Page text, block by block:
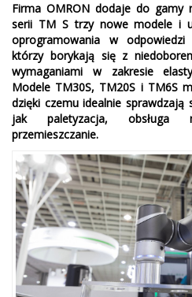
Firma OMRON dodaje do gamy
serii TM S trzy nowe modele i
oprogramowania w
którzy borykają się z
wymaganiami w zakresie
Modele TM30S, TM20S i TM6S
dzięki czemu idealnie
jak paletyzacja, obsługa
przemieszczanie.